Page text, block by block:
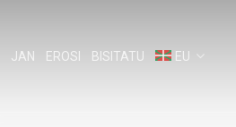
JAN EROSI BISITATU EU